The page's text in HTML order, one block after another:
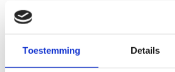
Toestemming Details
In deze raadpleging kan jij
vertellen waar jouw
liggen. Op basis hiervan
welke rol SIVON voor de